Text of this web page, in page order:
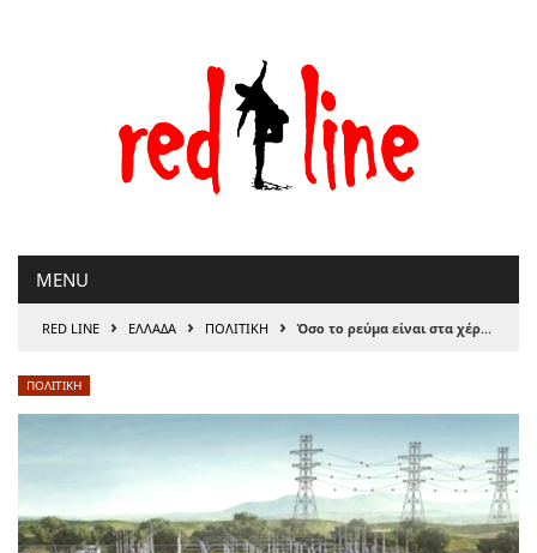
MENU
RED LINE › ΕΛΛΑΔΑ › ΠΟΛΙΤΙΚΗ › Όσο το ρεύμα είναι στα χέρια του καρτέλ, οι τιμές θα αυξάνονται διαρκώς
ΠΟΛΙΤΙΚΗ